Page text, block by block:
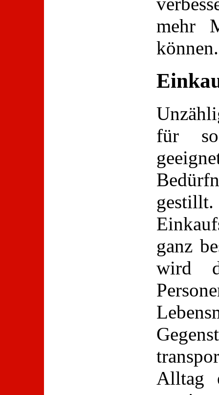
mehr
können.
für
ganz
wird
Alltag